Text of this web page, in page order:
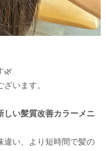
🌿
います。
しい髪質改善カラーメニ
違い、より短時間で髪の